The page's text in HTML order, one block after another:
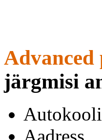
Advanced
järgmisi
Aadress